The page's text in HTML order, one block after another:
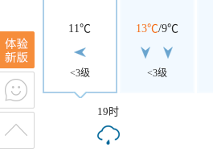
11℃
<3级
13℃/9℃
<3级
19时